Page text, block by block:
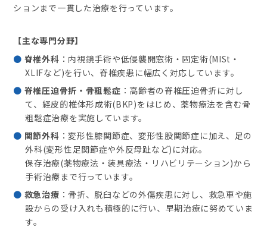
ションまで一貫した治療を行っています。
【主な専門分野】
脊椎外科 ：内視鏡手術や低侵襲開窓術・固定術(MISt・
XLIFなど)を行い、脊椎疾患に幅広く対応しています。
脊椎圧迫骨折・骨粗鬆症 ：高齢者の脊椎圧迫骨折に対し
て、経皮的椎体形成術(BKP)をはじめ、薬物療法を含む骨
粗鬆症治療を実施しています。
関節外科 ：変形性膝関節症、変形性股関節症に加え、足の
外科(変形性足関節症や外反母趾など)に対応。
保存治療(薬物療法・装具療法・リハビリテーション)から
手術治療まで行っています。
救急治療 ：骨折、脱臼などの外傷疾患に対し、救急車や施
設からの受け入れも積極的に行い、早期治療に努めていま
す。